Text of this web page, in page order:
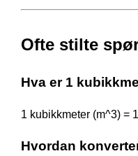
Ofte stilte
Hva er 1
1 kubikkmeter (m^3) =
Hvordan